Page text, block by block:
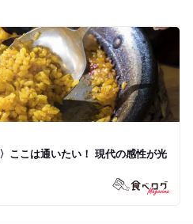
ここは通いたい！ 現代の感性が光